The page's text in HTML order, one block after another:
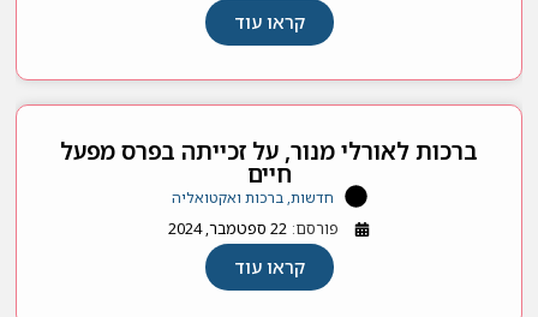
קראו עוד
ברכות לאורלי מנור, על זכייתה בפרס מפעל
חיים
חדשות, ברכות ואקטואליה
פורסם: 22 ספטמבר, 2024
קראו עוד